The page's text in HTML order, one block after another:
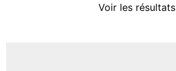
Voir les résultats